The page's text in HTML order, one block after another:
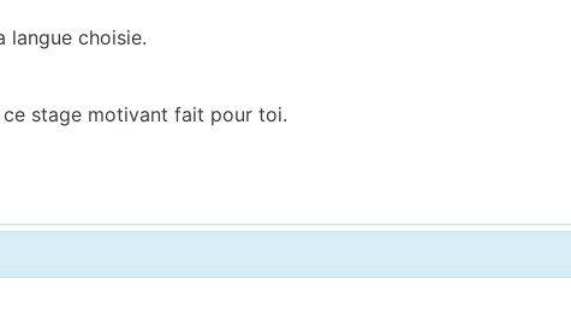
langue choisie.
stage motivant fait pour toi.